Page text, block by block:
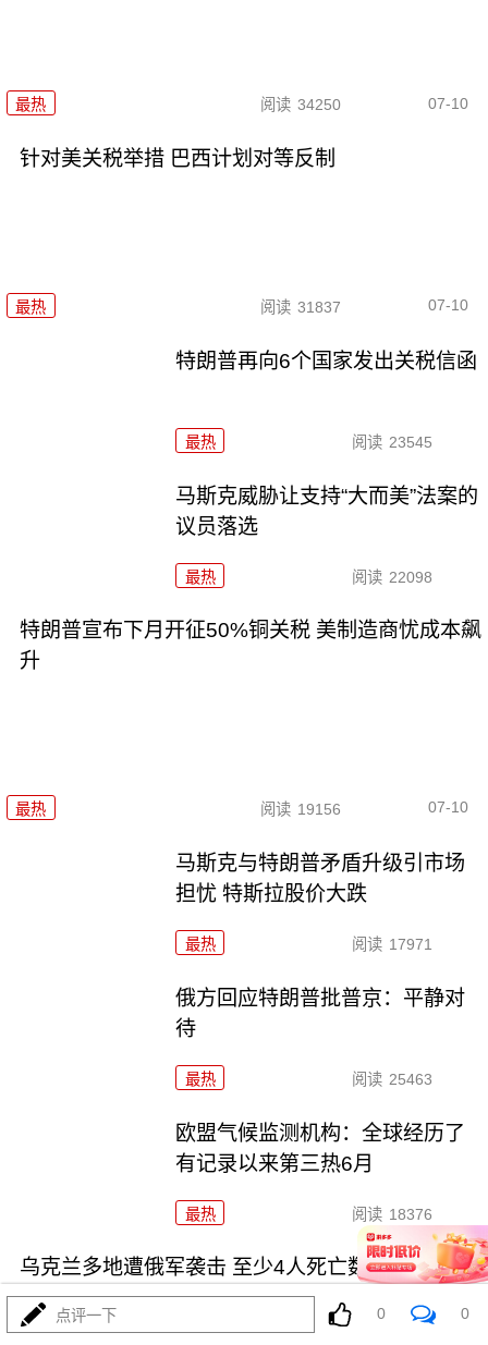
最热 阅读 34250 07-10
针对美关税举措 巴西计划对等反制
最热 阅读 31837 07-10
特朗普再向6个国家发出关税信函
最热 阅读 23545
马斯克威胁让支持“大而美”法案的
议员落选
最热 阅读 22098
特朗普宣布下月开征50%铜关税 美制造商忧成本飙
升
最热 阅读 19156 07-10
马斯克与特朗普矛盾升级引市场
担忧 特斯拉股价大跌
最热 阅读 17971
俄方回应特朗普批普京：平静对
待
最热 阅读 25463
欧盟气候监测机构：全球经历了
有记录以来第三热6月
最热 阅读 18376
乌克兰多地遭俄军袭击 至少4人死亡数十人受伤
点评一下 0 0